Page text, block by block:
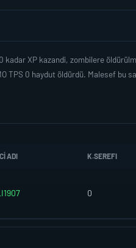
XP kazandi, zombilere
TPS 0 haydut öldürdü. Malesef
ADI K.SEREFI
0